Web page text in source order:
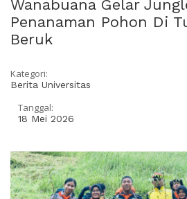
Wanabuana Gelar
Penanaman Pohon Di
Beruk
Kategori:
Berita Universitas
Tanggal:
18 Mei 2026